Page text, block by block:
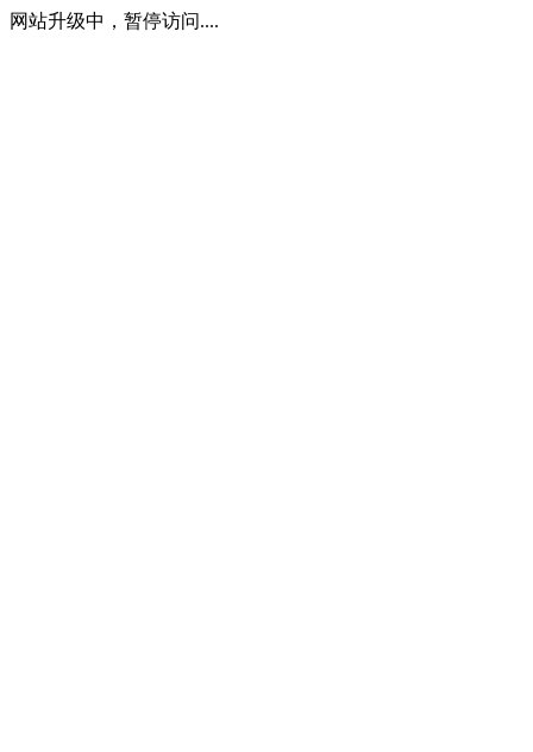
网站升级中，暂停访问....